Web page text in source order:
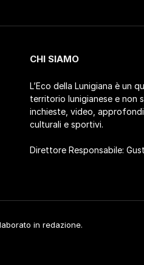
CHI SIAMO
L’Eco della Lunigiana è un
territorio lunigianese e non
inchieste, video,
culturali e sportivi.
Direttore Responsabile:
in redazione.